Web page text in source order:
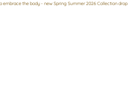
embrace the body - new Spring Summer 2026 Collection drop